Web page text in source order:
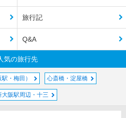
旅行記
Q&A
気の旅行先
・梅田） 心斎橋・淀屋橋
大阪駅周辺・十三